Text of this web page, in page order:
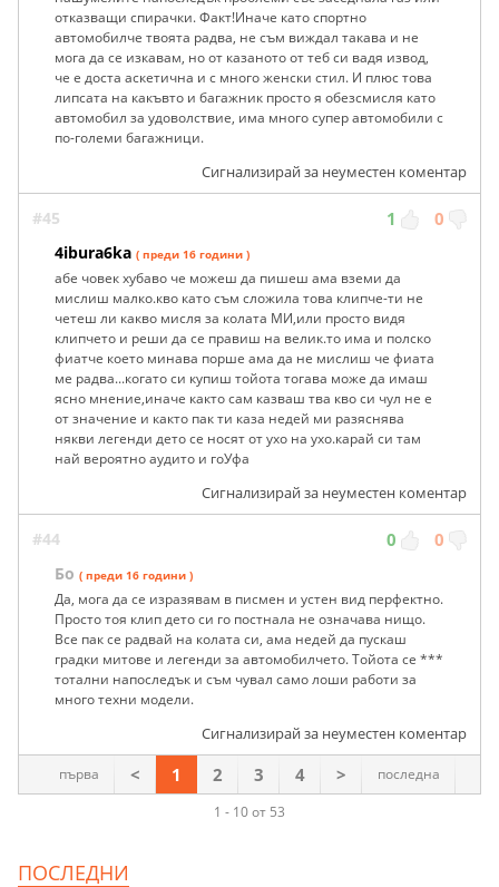
отказващи спирачки. Факт!Иначе като спортно
автомобилче твоята радва, не съм виждал такава и не
мога да се изкавам, но от казаното от теб си вадя извод,
че е доста аскетична и с много женски стил. И плюс това
липсата на какъвто и багажник просто я обезсмисля като
автомобил за удоволствие, има много супер автомобили с
по-големи багажници.
Сигнализирай за неуместен коментар
#45 1 0
4ibura6ka ( преди 16 години )
абе човек хубаво че можеш да пишеш ама вземи да
мислиш малко.кво като съм сложила това клипче-ти не
четеш ли какво мисля за колата МИ,или просто видя
клипчето и реши да се правиш на велик.то има и полско
фиатче което минава порше ама да не мислиш че фиата
ме радва...когато си купиш тойота тогава може да имаш
ясно мнение,иначе както сам казваш тва кво си чул не е
от значение и както пак ти каза недей ми разяснява
някви легенди дето се носят от ухо на ухо.карай си там
най вероятно аудито и гоУфа
Сигнализирай за неуместен коментар
#44 0 0
Бо ( преди 16 години )
Да, мога да се изразявам в писмен и устен вид перфектно.
Просто тоя клип дето си го постнала не означава нищо.
Все пак се радвай на колата си, ама недей да пускаш
градки митове и легенди за автомобилчето. Тойота се ***
тотални напоследък и съм чувал само лоши работи за
много техни модели.
Сигнализирай за неуместен коментар
1 - 10 от 53
първа < 1 2 3 4 > последна
ПОСЛЕДНИ